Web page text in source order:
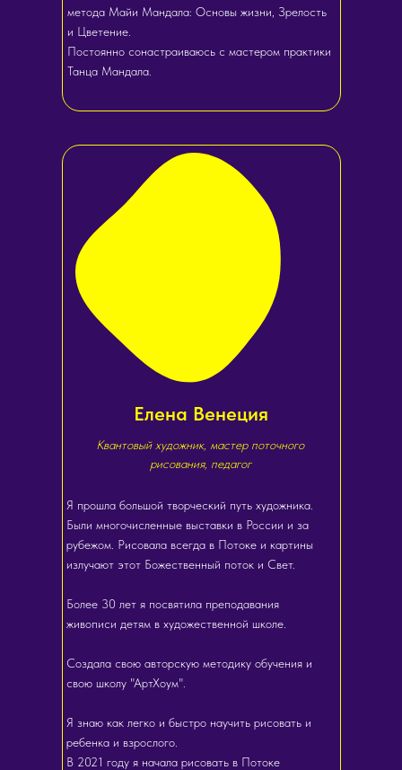
метода Майи Мандала: Основы жизни, Зрелость
и Цветение.
Постоянно сонастраиваюсь с мастером практики
Танца Мандала.
Я прошла большой творческий путь художника.
Были многочисленные выставки в России и за
рубежом. Рисовала всегда в Потоке и картины
излучают этот Божественный поток и Свет.
Более 30 лет я посвятила преподавания
живописи детям в художественной школе.
Создала свою авторскую методику обучения и
свою школу "АртХоум".
Я знаю как легко и быстро научить рисовать и
ребенка и взрослого.
В 2021 году я начала рисовать в Потоке
Квантовый художник, мастер поточного
рисования, педагог
Елена Венеция